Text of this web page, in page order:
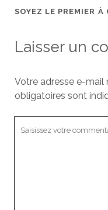
SOYEZ LE PREMIER À
Laisser un
Votre adresse e-mail
obligatoires sont